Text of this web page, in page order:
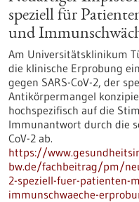
speziell für
und
Am Universitätsklinikum
die klinische Erprobung
gegen SARS-CoV-2, der
Antikörpermangel
hochspezifisch auf die
Immunantwort durch die
CoV-2 ab.
https://
bw.de/fachbeitrag/pm/
2-speziell-fuer-patienten-
immunschwaeche-